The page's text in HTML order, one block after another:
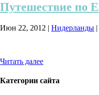
Путешествие по
Июн 22, 2012 | Нидерланды |
Читать далее
Категории сайта